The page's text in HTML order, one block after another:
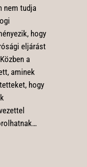
nem tudja
hogy
eljárást
a
aminek
hogy